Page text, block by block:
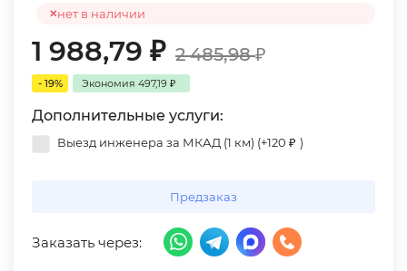
нет в наличии
1 988,79 ₽ 2 485,98₽
- 19% Экономия 497,19 ₽
Дополнительные услуги:
Выезд инженера за МКАД (1 км) (+120 ₽ )
Предзаказ
Заказать через: